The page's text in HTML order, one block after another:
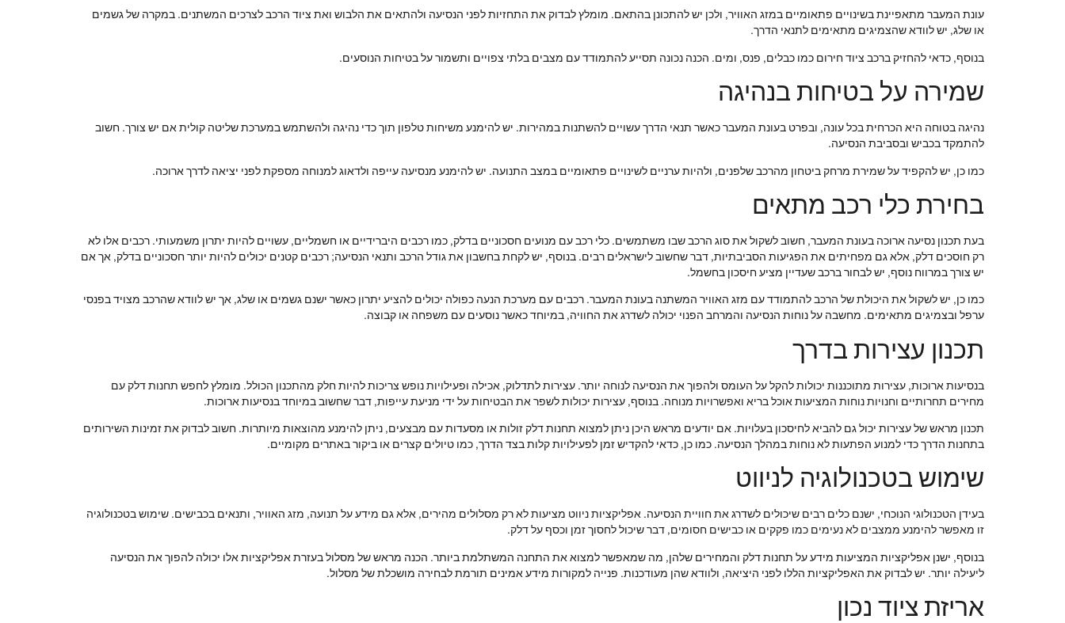
עונת המעבר מתאפיינת בשינויים פתאומיים במזג האוויר, ולכן יש להתכונן בהתאם. מומלץ לבדוק את התחזיות לפני הנסיעה ולהתאים את הלבוש ואת ציוד הרכב לצרכים המשתנים. במקרה של גשמים
או שלג, יש לוודא שהצמיגים מתאימים לתנאי הדרך.
בנוסף, כדאי להחזיק ברכב ציוד חירום כמו כבלים, פנס, ומים. הכנה נכונה תסייע להתמודד עם מצבים בלתי צפויים ותשמור על בטיחות הנוסעים.
שמירה על בטיחות בנהיגה
נהיגה בטוחה היא הכרחית בכל עונה, ובפרט בעונת המעבר כאשר תנאי הדרך עשויים להשתנות במהירות. יש להימנע משיחות טלפון תוך כדי נהיגה ולהשתמש במערכת שליטה קולית אם יש צורך. חשוב
להתמקד בכביש ובסביבת הנסיעה.
כמו כן, יש להקפיד על שמירת מרחק ביטחון מהרכב שלפנים, ולהיות ערניים לשינויים פתאומיים במצב התנועה. יש להימנע מנסיעה עייפה ולדאוג למנוחה מספקת לפני יציאה לדרך ארוכה.
בחירת כלי רכב מתאים
בעת תכנון נסיעה ארוכה בעונת המעבר, חשוב לשקול את סוג הרכב שבו משתמשים. כלי רכב עם מנועים חסכוניים בדלק, כמו רכבים היברידיים או חשמליים, עשויים להיות יתרון משמעותי. רכבים אלו לא
רק חוסכים דלק, אלא גם מפחיתים את הפגיעות הסביבתיות, דבר שחשוב לישראלים רבים. בנוסף, יש לקחת בחשבון את גודל הרכב ותנאי הנסיעה; רכבים קטנים יכולים להיות יותר חסכוניים בדלק, אך אם
יש צורך במרווח נוסף, יש לבחור ברכב שעדיין מציע חיסכון בחשמל.
כמו כן, יש לשקול את היכולת של הרכב להתמודד עם מזג האוויר המשתנה בעונת המעבר. רכבים עם מערכת הנעה כפולה יכולים להציע יתרון כאשר ישנם גשמים או שלג, אך יש לוודא שהרכב מצויד בפנסי
ערפל ובצמיגים מתאימים. מחשבה על נוחות הנסיעה והמרחב הפנוי יכולה לשדרג את החוויה, במיוחד כאשר נוסעים עם משפחה או קבוצה.
תכנון עצירות בדרך
בנסיעות ארוכות, עצירות מתוכננות יכולות להקל על העומס ולהפוך את הנסיעה לנוחה יותר. עצירות לתדלוק, אכילה ופעילויות נופש צריכות להיות חלק מהתכנון הכולל. מומלץ לחפש תחנות דלק עם
מחירים תחרותיים וחנויות נוחות המציעות אוכל בריא ואפשרויות מנוחה. בנוסף, עצירות יכולות לשפר את הבטיחות על ידי מניעת עייפות, דבר שחשוב במיוחד בנסיעות ארוכות.
תכנון מראש של עצירות יכול גם להביא לחיסכון בעלויות. אם יודעים מראש היכן ניתן למצוא תחנות דלק זולות או מסעדות עם מבצעים, ניתן להימנע מהוצאות מיותרות. חשוב לבדוק את זמינות השירותים
בתחנות הדרך כדי למנוע הפתעות לא נוחות במהלך הנסיעה. כמו כן, כדאי להקדיש זמן לפעילויות קלות בצד הדרך, כמו טיולים קצרים או ביקור באתרים מקומיים.
שימוש בטכנולוגיה לניווט
בעידן הטכנולוגי הנוכחי, ישנם כלים רבים שיכולים לשדרג את חוויית הנסיעה. אפליקציות ניווט מציעות לא רק מסלולים מהירים, אלא גם מידע על תנועה, מזג האוויר, ותנאים בכבישים. שימוש בטכנולוגיה
זו מאפשר להימנע ממצבים לא נעימים כמו פקקים או כבישים חסומים, דבר שיכול לחסוך זמן וכסף על דלק.
בנוסף, ישנן אפליקציות המציעות מידע על תחנות דלק והמחירים שלהן, מה שמאפשר למצוא את התחנה המשתלמת ביותר. הכנה מראש של מסלול בעזרת אפליקציות אלו יכולה להפוך את הנסיעה
ליעילה יותר. יש לבדוק את האפליקציות הללו לפני היציאה, ולוודא שהן מעודכנות. פנייה למקורות מידע אמינים תורמת לבחירה מושכלת של מסלול.
אריזת ציוד נכון